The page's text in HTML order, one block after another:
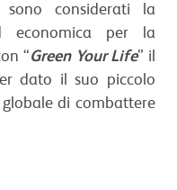
considerati la
economica per la
“Green Your Life” il
dato il suo piccolo
di combattere